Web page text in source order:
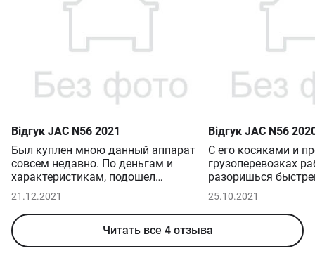
Відгук JAC N56 2021
Был куплен мною данный аппарат
совсем недавно. По деньгам и
характеристикам, подошел
идеально, только со временем
косяки качества исполнения дали о
себе знать. Обзорность с бортовых
зеркал не очень. С правого еще что-
то да видно, то с левого никакого
21.12.2021
Відгук JAC N56
С его косяками и
грузоперевозках
разоришься
Грузоподъемность
оказалась ниже
качество сборки
желать лучшего,
25.10.2021
Читать все 4 отзыва